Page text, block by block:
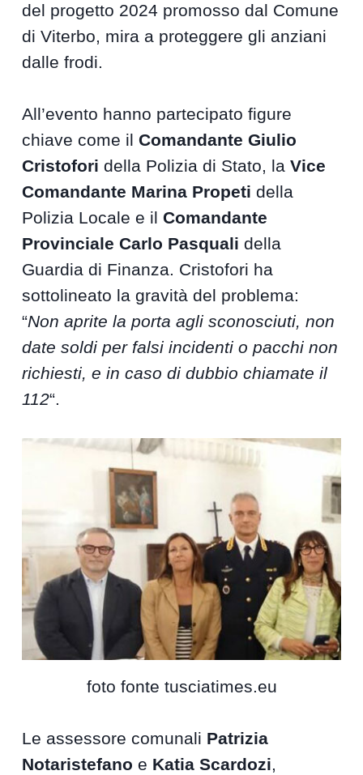
del progetto 2024 promosso dal Comune
di Viterbo, mira a proteggere gli anziani
dalle frodi.
All’evento hanno partecipato figure
chiave come ilComandante Giulio
Cristofori della Polizia di Stato, laVice
Comandante Marina Propeti della
Polizia Locale e ilComandante
Provinciale Carlo Pasquali della
Guardia di Finanza. Cristofori ha
sottolineato la gravità del problema:
“Non aprite la porta agli sconosciuti, non
date soldi per falsi incidenti o pacchi non
richiesti, e in caso di dubbio chiamate il
112“.
foto fonte tusciatimes.eu
Le assessore comunali Patrizia
Notaristefano e Katia Scardozi,